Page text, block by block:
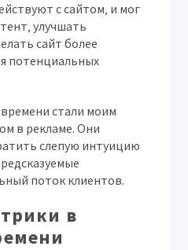
с сайтом‚ и мог
улучшать
сайт более
потенциальных
стали моим
в рекламе. Они
слепую интуицию
поток клиентов.
в